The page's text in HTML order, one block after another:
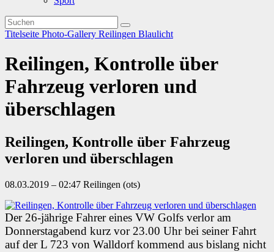
Titelseite Photo-Gallery Reilingen Blaulicht
Reilingen, Kontrolle über
Fahrzeug verloren und
überschlagen
Reilingen, Kontrolle über Fahrzeug
verloren und überschlagen
08.03.2019 – 02:47 Reilingen (ots)
Der 26-jährige Fahrer eines VW Golfs verlor am
Donnerstagabend kurz vor 23.00 Uhr bei seiner Fahrt
auf der L 723 von Walldorf kommend aus bislang nicht